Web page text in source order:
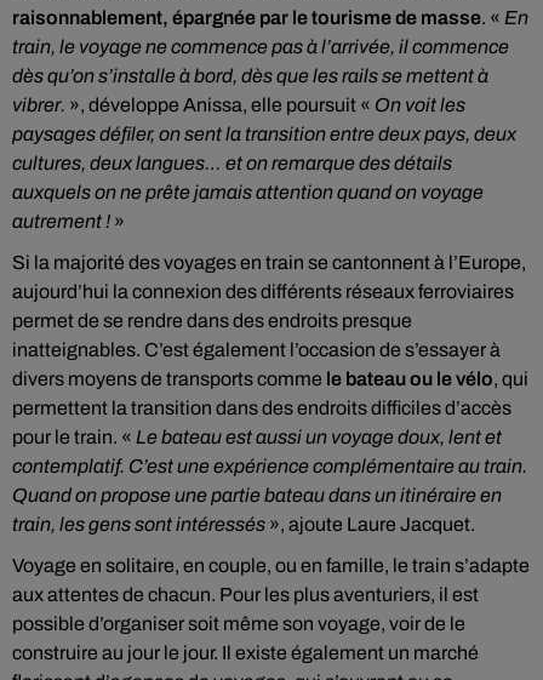
raisonnablement, épargnée par le tourisme de masse. « En
train, le voyage ne commence pas à l’arrivée, il commence
dès qu’on s’installe à bord, dès que les rails se mettent à
vibrer. », développe Anissa, elle poursuit « On voit les
paysages défiler, on sent la transition entre deux pays, deux
cultures, deux langues… et on remarque des détails
auxquels on ne prête jamais attention quand on voyage
autrement ! »
Si la majorité des voyages en train se cantonnent à l’Europe,
aujourd’hui la connexion des différents réseaux ferroviaires
permet de se rendre dans des endroits presque
inatteignables. C’est également l’occasion de s’essayer à
divers moyens de transports comme le bateau ou le vélo, qui
permettent la transition dans des endroits difficiles d’accès
pour le train. « Le bateau est aussi un voyage doux, lent et
contemplatif. C’est une expérience complémentaire au train.
Quand on propose une partie bateau dans un itinéraire en
train, les gens sont intéressés », ajoute Laure Jacquet.
Voyage en solitaire, en couple, ou en famille, le train s’adapte
aux attentes de chacun. Pour les plus aventuriers, il est
possible d’organiser soit même son voyage, voir de le
construire au jour le jour. Il existe également un marché